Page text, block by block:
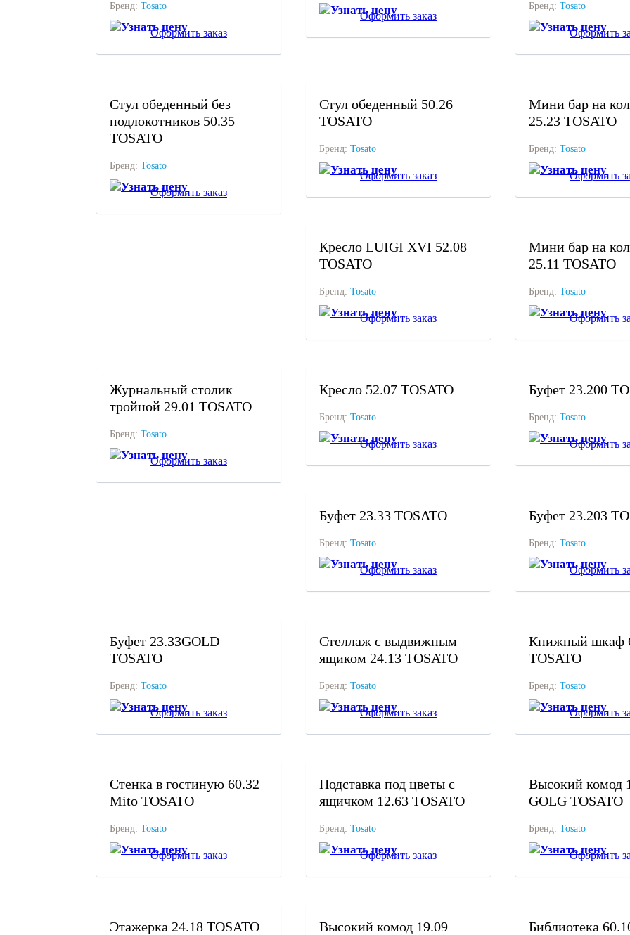
Бренд: Tosato
Узнать цену
Оформить заказ
Узнать цену
Оформить заказ
Бренд: Tosato
Узнать цену
Оформить
Стул обеденный без
подлокотников 50.35
TOSATO
Бренд: Tosato
Узнать цену
Оформить заказ
Стул обеденный 50.26
TOSATO
Бренд: Tosato
Узнать цену
Оформить заказ
Мини бар на
25.23 TOSATO
Бренд: Tosato
Узнать цену
Оформить
Кресло LUIGI XVI 52.08
TOSATO
Бренд: Tosato
Узнать цену
Оформить заказ
Мини бар на
25.11 TOSATO
Бренд: Tosato
Узнать цену
Оформить
Журнальный столик
тройной 29.01 TOSATO
Бренд: Tosato
Узнать цену
Оформить заказ
Кресло 52.07 TOSATO
Бренд: Tosato
Узнать цену
Оформить заказ
Буфет 23.200
Бренд: Tosato
Узнать цену
Оформить
Буфет 23.33 TOSATO
Бренд: Tosato
Узнать цену
Оформить заказ
Буфет 23.203
Бренд: Tosato
Узнать цену
Оформить
Буфет 23.33GOLD
TOSATO
Бренд: Tosato
Узнать цену
Оформить заказ
Стеллаж с выдвижным
ящиком 24.13 TOSATO
Бренд: Tosato
Узнать цену
Оформить заказ
Книжный шкаф
TOSATO
Бренд: Tosato
Узнать цену
Оформить
Стенка в гостиную 60.32
Mito TOSATO
Бренд: Tosato
Узнать цену
Оформить заказ
Подставка под цветы с
ящичком 12.63 TOSATO
Бренд: Tosato
Узнать цену
Оформить заказ
Высокий комод
GOLG TOSATO
Бренд: Tosato
Узнать цену
Оформить
Этажерка 24.18 TOSATO
Высокий комод 19.09
Библиотека